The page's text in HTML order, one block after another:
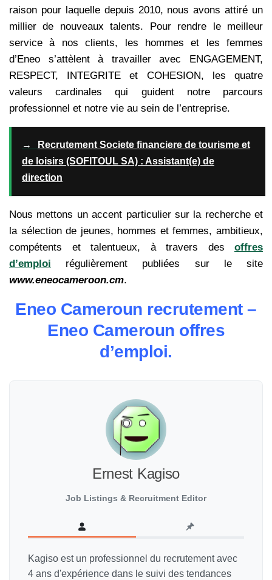
raison pour laquelle depuis 2010, nous avons attiré un
millier de nouveaux talents. Pour rendre le meilleur
service à nos clients, les hommes et les femmes
d’Eneo s’attèlent à travailler avec ENGAGEMENT,
RESPECT, INTEGRITE et COHESION, les quatre
valeurs cardinales qui guident notre parcours
professionnel et notre vie au sein de l’entreprise.
→
Recrutement Societe financiere de tourisme et
de loisirs (SOFITOUL SA) : Assistant(e) de
direction
Nous mettons un accent particulier sur la recherche et
la sélection de jeunes, hommes et femmes, ambitieux,
compétents et talentueux, à travers des
offres
d’emploi
régulièrement publiées sur le site
www.eneocameroon.cm.
Eneo Cameroun recrutement –
Eneo Cameroun offres
d’emploi.
Ernest Kagiso
Job Listings & Recruitment Editor
Kagiso est un professionnel du recrutement avec
4 ans d'expérience dans le suivi des tendances